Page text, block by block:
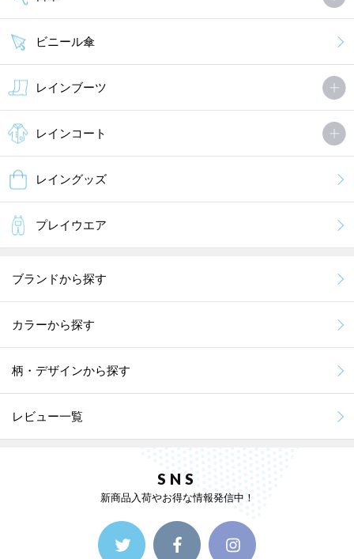
ビニール傘
レインブーツ
レインコート
レイングッズ
プレイウエア
ブランドから探す
カラーから探す
柄・デザインから探す
レビュー一覧
SNS
新商品入荷やお得な情報発信中！